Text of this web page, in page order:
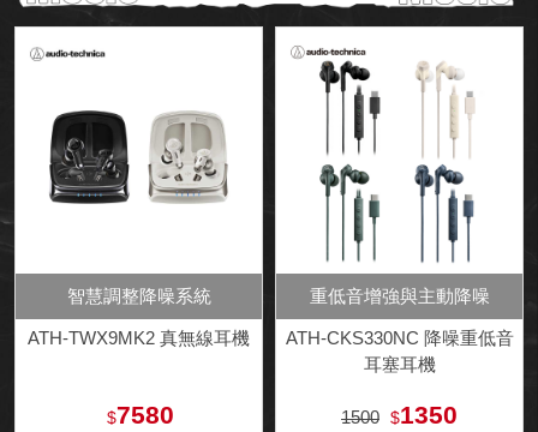
智慧調整降噪系統
ATH-TWX9MK2 真無線耳機
$7580
重低音增強與主動降噪
ATH-CKS330NC 降噪重低音
耳塞耳機
1500 $1350